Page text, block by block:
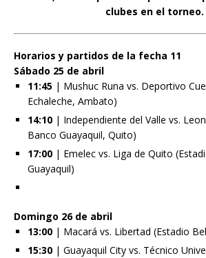
clubes en el torneo.
Horarios y partidos de la fecha 11
Sábado 25 de abril
11:45 | Mushuc Runa vs. Deportivo
Echaleche, Ambato)
14:10 | Independiente del Valle vs.
Banco Guayaquil, Quito)
17:00 | Emelec vs. Liga de Quito
Guayaquil)
Domingo 26 de abril
13:00 | Macará vs. Libertad (Estadio
15:30 | Guayaquil City vs. Técnico